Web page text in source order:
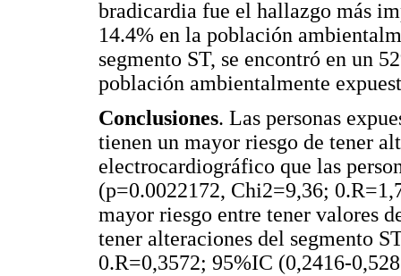
bradicardia fue el hallazgo más
14.4% en la población
segmento ST, se encontró en un
población ambientalmente
Conclusiones. Las personas
tienen un mayor riesgo de tener
electrocardiográfico que las
(p=0.0022172, Chi2=9,36;
mayor riesgo entre tener valores
tener alteraciones del segmento
0.R=0,3572; 95%IC (0,2416-